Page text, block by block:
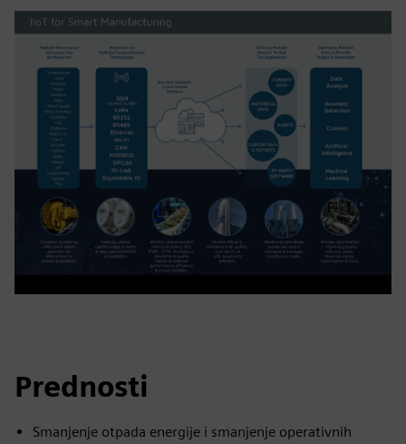
Prednosti
Smanjenje otpada energije i smanjenje operativnih